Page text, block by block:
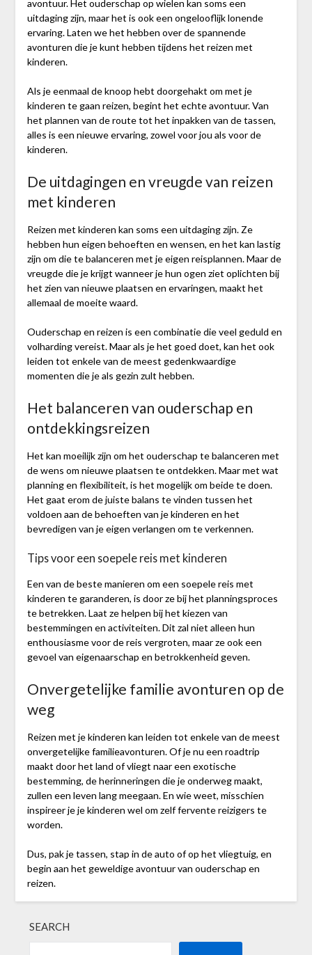
avontuur. Het ouderschap op wielen kan soms een
uitdaging zijn, maar het is ook een ongelooflijk lonende
ervaring. Laten we het hebben over de spannende
avonturen die je kunt hebben tijdens het reizen met
kinderen.
Als je eenmaal de knoop hebt doorgehakt om met je
kinderen te gaan reizen, begint het echte avontuur. Van
het plannen van de route tot het inpakken van de tassen,
alles is een nieuwe ervaring, zowel voor jou als voor de
kinderen.
De uitdagingen en vreugde van reizen
met kinderen
Reizen met kinderen kan soms een uitdaging zijn. Ze
hebben hun eigen behoeften en wensen, en het kan lastig
zijn om die te balanceren met je eigen reisplannen. Maar de
vreugde die je krijgt wanneer je hun ogen ziet oplichten bij
het zien van nieuwe plaatsen en ervaringen, maakt het
allemaal de moeite waard.
Ouderschap en reizen is een combinatie die veel geduld en
volharding vereist. Maar als je het goed doet, kan het ook
leiden tot enkele van de meest gedenkwaardige
momenten die je als gezin zult hebben.
Het balanceren van ouderschap en
ontdekkingsreizen
Het kan moeilijk zijn om het ouderschap te balanceren met
de wens om nieuwe plaatsen te ontdekken. Maar met wat
planning en flexibiliteit, is het mogelijk om beide te doen.
Het gaat erom de juiste balans te vinden tussen het
voldoen aan de behoeften van je kinderen en het
bevredigen van je eigen verlangen om te verkennen.
Tips voor een soepele reis met kinderen
Een van de beste manieren om een soepele reis met
kinderen te garanderen, is door ze bij het planningsproces
te betrekken. Laat ze helpen bij het kiezen van
bestemmingen en activiteiten. Dit zal niet alleen hun
enthousiasme voor de reis vergroten, maar ze ook een
gevoel van eigenaarschap en betrokkenheid geven.
Onvergetelijke familie avonturen op de
weg
Reizen met je kinderen kan leiden tot enkele van de meest
onvergetelijke familieavonturen. Of je nu een roadtrip
maakt door het land of vliegt naar een exotische
bestemming, de herinneringen die je onderweg maakt,
zullen een leven lang meegaan. En wie weet, misschien
inspireer je je kinderen wel om zelf fervente reizigers te
worden.
Dus, pak je tassen, stap in de auto of op het vliegtuig, en
begin aan het geweldige avontuur van ouderschap en
reizen.
SEARCH